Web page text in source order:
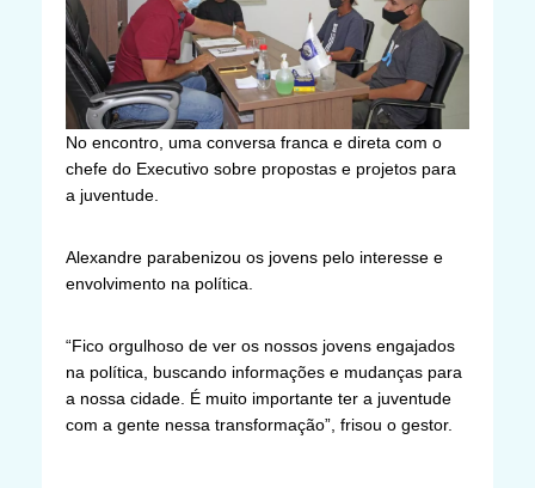
No encontro, uma conversa franca e direta com o
chefe do Executivo sobre propostas e projetos para
a juventude.
Alexandre parabenizou os jovens pelo interesse e
envolvimento na política.
“Fico orgulhoso de ver os nossos jovens engajados
na política, buscando informações e mudanças para
a nossa cidade. É muito importante ter a juventude
com a gente nessa transformação”, frisou o gestor.